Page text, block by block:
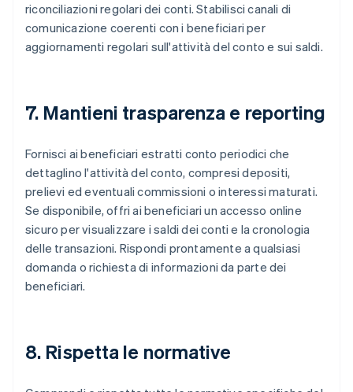
riconciliazioni regolari dei conti. Stabilisci canali di
comunicazione coerenti con i beneficiari per
aggiornamenti regolari sull'attività del conto e sui saldi.
7. Mantieni trasparenza e reporting
Fornisci ai beneficiari estratti conto periodici che
dettaglino l'attività del conto, compresi depositi,
prelievi ed eventuali commissioni o interessi maturati.
Se disponibile, offri ai beneficiari un accesso online
sicuro per visualizzare i saldi dei conti e la cronologia
delle transazioni. Rispondi prontamente a qualsiasi
domanda o richiesta di informazioni da parte dei
beneficiari.
8. Rispetta le normative